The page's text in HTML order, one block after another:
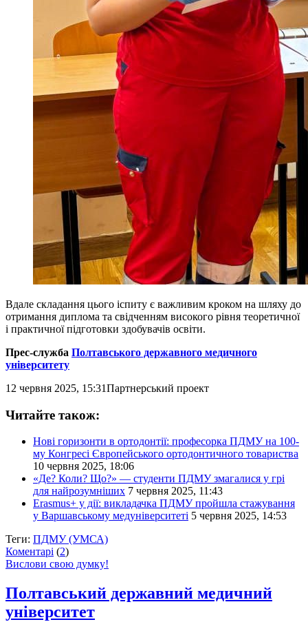
Вдале складання цього іспиту є важливим кроком на шляху до
отримання диплома та свідченням високого рівня теоретичної
і практичної підготовки здобувачів освіти.
Прес-служба Полтавського державного медичного
університету
12 червня 2025, 15:31Партнерський проект
Читайте також:
Нові горизонти в ортодонтії: професорка ПДМУ на 100-
му Конгресі Європейського ортодонтичного товариства
10 червня 2025, 18:06
«Де? Коли? Що?» — студенти ПДМУ змагалися у грі
для найрозумніших 7 червня 2025, 11:43
Erasmus+ у дії: викладачка ПДМУ пройшла стажування
у Варшавському медуніверситеті 5 червня 2025, 14:53
Теги: ПДМУ (УМСА)
Коментарі (2)
Вислови свою думку!
Полтавський державний медичний
університет